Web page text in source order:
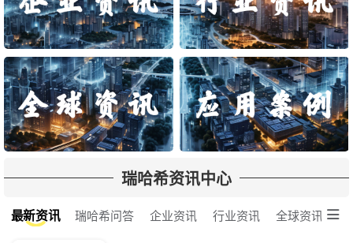
瑞哈希资讯中心
最新资讯 瑞哈希问答 企业资讯 行业资讯 全球资讯 